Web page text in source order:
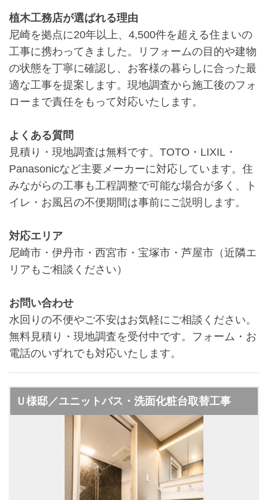
植木工務店が選ばれる理由
尼崎を拠点に20年以上、4,500件を超える住まいの
工事に携わってきました。リフォームの目的や建物
の状態を丁寧に確認し、お客様の暮らしに合った最
適な工事を提案します。現地調査から施工後のフォ
ローまで責任をもって対応いたします。
よくある質問
見積り・現地調査は無料です。TOTO・LIXIL・
Panasonicなど主要メーカーに対応しています。住
みながらの工事も工程調整で可能な場合が多く、ト
イレ・お風呂の不便期間は事前にご説明します。
対応エリア
尼崎市・伊丹市・西宮市・宝塚市・芦屋市（近隣エ
リアもご相談ください）
お問い合わせ
水回りの不便やご不安はお気軽にご相談ください。
無料見積り・現地調査を受付中です。フォーム・お
電話のいずれでも対応いたします。
Ｕ様邸／ユニットバス・洗面化粧台取替工事